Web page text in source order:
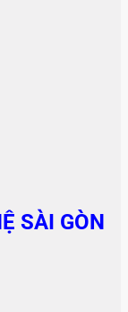
SÀI GÒN